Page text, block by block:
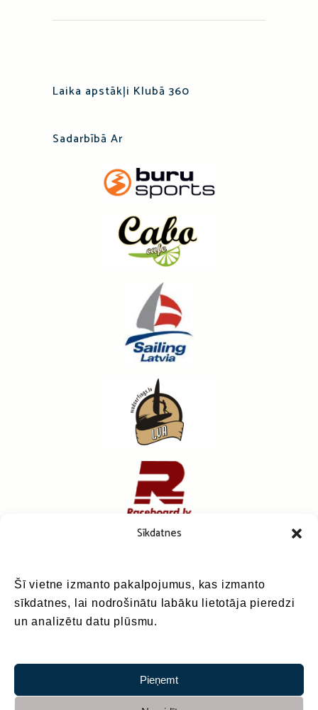
Sīkdatnes
Šī vietne izmanto pakalpojumus, kas izmanto
sīkdatnes, lai nodrošinātu labāku lietotāja pieredzi
un analizētu datu plūsmu.
Pieņemt
Laika apstākļi Klubā 360
Sadarbībā Ar